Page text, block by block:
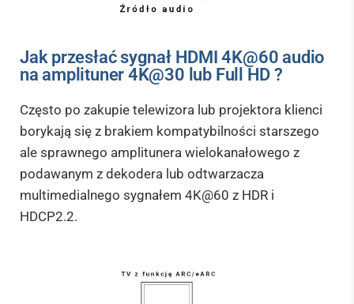
Jak przesłać sygnał HDMI 4K@60 audio
na amplituner 4K@30 lub Full HD ?
Często po zakupie telewizora lub projektora klienci
borykają się z brakiem kompatybilności starszego
ale sprawnego amplitunera wielokanałowego z
podawanym z dekodera lub odtwarzacza
multimedialnego sygnałem 4K@60 z HDR i
HDCP2.2.